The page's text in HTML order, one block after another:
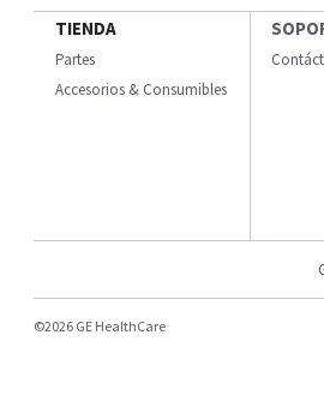
TIENDA
Partes
Accesorios & Consumibles
©2026 GE HealthCare